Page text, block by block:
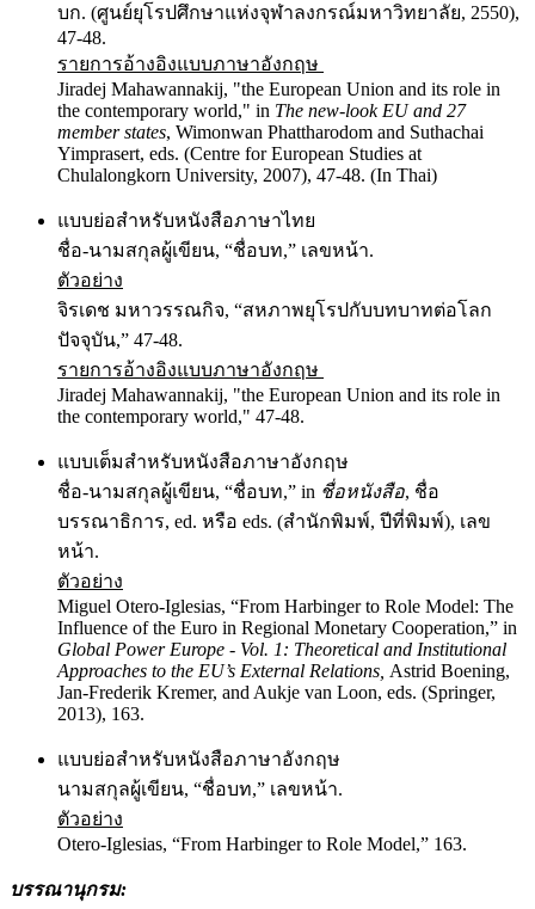
บก. (ศูนย์ยุโรปศึกษาแห่งจุฬาลงกรณ์มหาวิทยาลัย, 2550),
47-48.
รายการอ้างอิงแบบภาษาอังกฤษ
Jiradej Mahawannakij, "the European Union and its role in
the contemporary world," in The new-look EU and 27
member states, Wimonwan Phattharodom and Suthachai
Yimprasert, eds. (Centre for European Studies at
Chulalongkorn University, 2007), 47-48. (In Thai)
แบบย่อสำหรับหนังสือภาษาไทย
ชื่อ-นามสกุลผู้เขียน, “ชื่อบท,” เลขหน้า.
ตัวอย่าง
จิรเดช มหาวรรณกิจ, “สหภาพยุโรปกับบทบาทต่อโลก
ปัจจุบัน,” 47-48.
รายการอ้างอิงแบบภาษาอังกฤษ
Jiradej Mahawannakij, "the European Union and its role in
the contemporary world," 47-48.
แบบเต็มสำหรับหนังสือภาษาอังกฤษ
ชื่อ-นามสกุลผู้เขียน, “ชื่อบท,” in ชื่อหนังสือ, ชื่อ
บรรณาธิการ, ed. หรือ eds. (สำนักพิมพ์, ปีที่พิมพ์), เลข
หน้า.
ตัวอย่าง
Miguel Otero-Iglesias, “From Harbinger to Role Model: The
Influence of the Euro in Regional Monetary Cooperation,” in
Global Power Europe - Vol. 1: Theoretical and Institutional
Approaches to the EU’s External Relations, Astrid Boening,
Jan-Frederik Kremer, and Aukje van Loon, eds. (Springer,
2013), 163.
แบบย่อสำหรับหนังสือภาษาอังกฤษ
นามสกุลผู้เขียน, “ชื่อบท,” เลขหน้า.
ตัวอย่าง
Otero-Iglesias, “From Harbinger to Role Model,” 163.
บรรณานุกรม: